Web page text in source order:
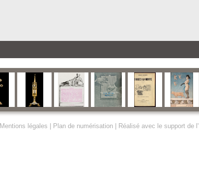
Mentions légales Plan de numérisation| Réalisé avec le support de l'